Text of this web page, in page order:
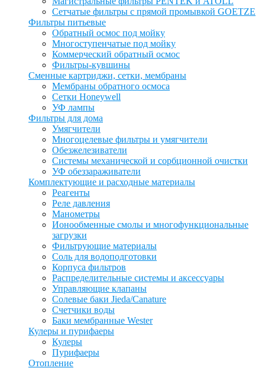
Сетчатые фильтры с прямой промывкой GOETZE
Фильтры питьевые
Обратный осмос под мойку
Многоступенчатые под мойку
Коммерческий обратный осмос
Фильтры-кувшины
Сменные картриджи, сетки, мембраны
Мембраны обратного осмоса
Сетки Honeywell
УФ лампы
Фильтры для дома
Умягчители
Многоцелевые фильтры и умягчители
Обезжелезиватели
Системы механической и сорбционной очистки
УФ обеззараживатели
Комплектующие и расходные материалы
Реагенты
Реле давления
Манометры
Ионообменные смолы и многофункциональные
загрузки
Фильтрующие материалы
Соль для водоподготовки
Корпуса фильтров
Распределительные системы и аксессуары
Управляющие клапаны
Солевые баки Jieda/Canature
Счетчики воды
Баки мембранные Wester
Кулеры и пурифаеры
Кулеры
Пурифаеры
Отопление